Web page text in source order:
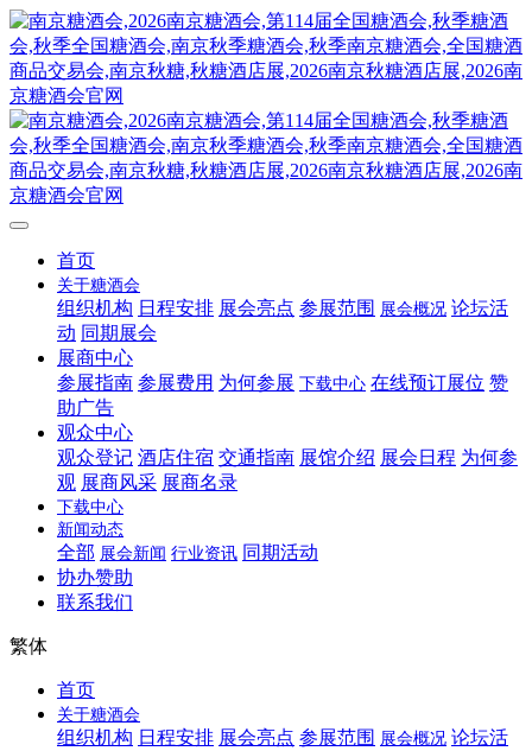
首页
关于糖酒会
组织机构 日程安排 展会亮点 参展范围 展会概况 论坛活
动 同期展会
展商中心
参展指南 参展费用 为何参展 下载中心 在线预订展位 赞
助广告
观众中心
观众登记 酒店住宿 交通指南 展馆介绍 展会日程 为何参
观 展商风采 展商名录
下载中心
新闻动态
全部 展会新闻 行业资讯 同期活动
协办赞助
联系我们
繁体
首页
关于糖酒会
组织机构 日程安排 展会亮点 参展范围 展会概况 论坛活